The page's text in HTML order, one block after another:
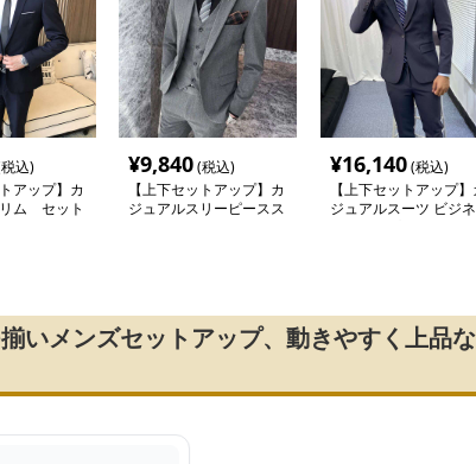
込)
アップ】カ
ム セット
¥9,840(税込)
【上下セットアップ】カ
ジュアルスリーピースス
¥16,140(税込)
【上下セットアップ】
ジュアルスーツ ビジネ
いメンズセットアップ、動きやすく上品